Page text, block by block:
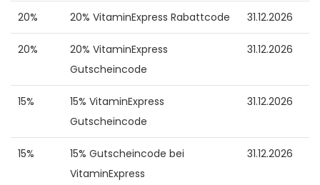
20% 20% VitaminExpress Rabattcode 31.12.2026
20%
20% VitaminExpress
Gutscheincode
31.12.2026
15%
15% VitaminExpress
Gutscheincode
31.12.2026
15%
15% Gutscheincode bei
VitaminExpress
31.12.2026